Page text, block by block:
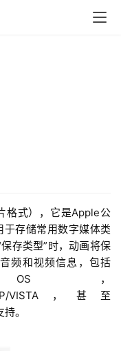
格式），它是Apple公
存储常用数字媒体类
存类型”时，动画将保
频和视频信息，包括
OS，
XP/VISTA，甚至
。